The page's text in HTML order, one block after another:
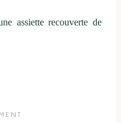
assiette recouverte de